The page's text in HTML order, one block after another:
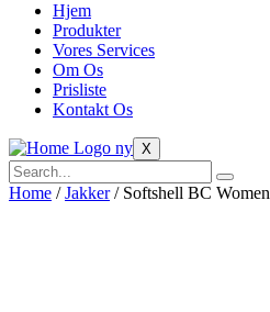
Hjem
Produkter
Vores Services
Om Os
Prisliste
Kontakt Os
X
Home /Jakker/ Softshell BC Women